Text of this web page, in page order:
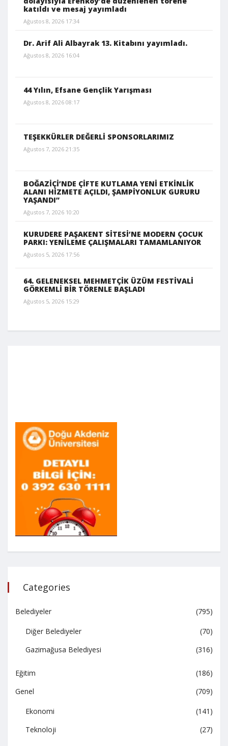
katıldı ve mesaj yayımladı
Ağustos 8, 2026 17:34
Dr. Arif Ali Albayrak 13. Kitabını yayımladı.
Ağustos 8, 2026 16:04
44 Yılın, Efsane Gençlik Yarışması
Ağustos 8, 2026 08:17
TEŞEKKÜRLER DEĞERLİ SPONSORLARIMIZ
Ağustos 7, 2026 21:35
BOĞAZİÇİ’NDE ÇİFTE KUTLAMA YENİ ETKİNLİK
ALANI HİZMETE AÇILDI, ŞAMPİYONLUK GURURU
YAŞANDI”
Ağustos 7, 2026 10:20
KURUDERE PAŞAKENT SİTESİ’NE MODERN ÇOCUK
PARKI: YENİLEME ÇALIŞMALARI TAMAMLANIYOR
Ağustos 5, 2026 17:56
64. GELENEKSEL MEHMETÇİK ÜZÜM FESTİVALİ
GÖRKEMLİ BİR TÖRENLE BAŞLADI
Ağustos 5, 2026 15:29
Categories
Belediyeler (795)
Diğer Belediyeler
(70)
Gazimağusa Belediyesi
(316)
Eğitim
(186)
Genel
(709)
Ekonomi
(141)
Teknoloji
(27)